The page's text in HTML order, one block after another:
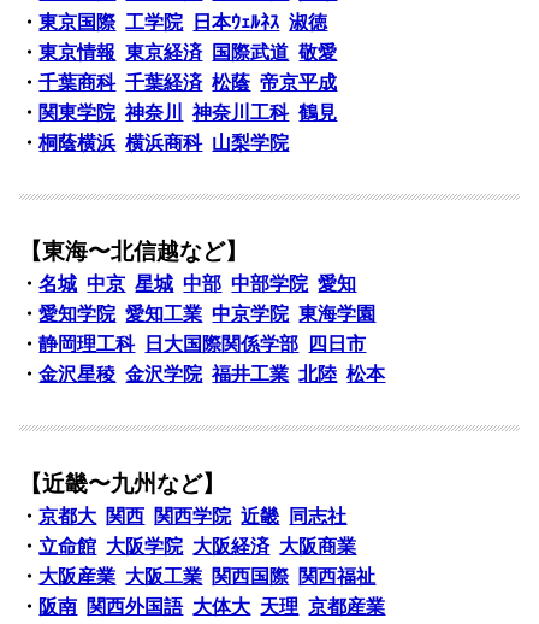
・東京国際 工学院 日本ｳｪﾙﾈｽ 淑徳
・東京情報 東京経済 国際武道 敬愛
・千葉商科 千葉経済 松蔭 帝京平成
・ 関東学院 神奈川 神奈川工科 鶴見
・桐蔭横浜 横浜商科 山梨学院
【東海〜北信越など】
・名城 中京 星城 中部 中部学院 愛知
・愛知学院 愛知工業 中京学院 東海学園
・静岡理工科 日大国際関係学部
四日市
・金沢星稜 金沢学院 福井工業 北陸 松本
【近畿〜九州など】
・京都大 関西 関西学院 近畿
同志社
・ 立命館 大阪学院 大阪経済 大阪商業
・ 大阪産業 大阪工業 関西国際 関西福祉
・ 阪南 関西外国語 大体大 天理 京都産業